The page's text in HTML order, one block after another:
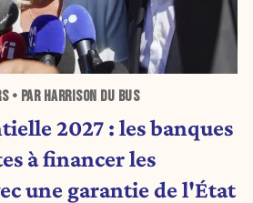
• PAR HARRISON DU BUS
2027 : les banques
à financer les
une garantie de l'État